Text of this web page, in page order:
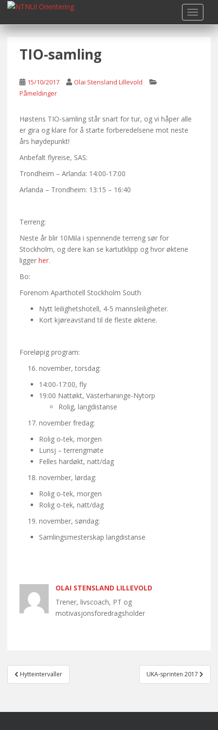
i
TIO-samling
15/10/2017
Olai Stensland Lillevold
Påmeldinger
Høstens TIO-samling står snart for tur, og vi håper alle
er gira og klare for å starte forberedelsene mot neste
års høydepunkt!
Anbefalt flyreise, SAS:
Trondheim – Arlanda: 14:00-17:00
Arlanda – Trondheim: 13:15 – 16:40
Terreng:
Neste år blir 10Mila i spennende terreng sør for
Stockholm, og dere kan se kartutklipp og hvor øktene
ligger her.
Bo:
Forenom Aparthotell Stockholm South
Nytt leilighetshotell, 4-5 mannsleiligheter.
Kort kjøreavstand til de fleste øktene.
Foreløpig program:
november, torsdag:
14:00-17:00, fly
19:00 Nattøkt, Västerhaninge-Nytorp
Rolig, langdistanse
november fredag:
Rolig o-tek, morgen
Lunsj – terrengmøte
Felles hardøkt, natt/dag
november, lørdag:
Rolig o-tek, morgen
Rolig o-tek, natt/dag
november, søndag:
Samlingsmesterskap langdistanse
OLAI STENSLAND LILLEVOLD
Trener, livscoach, PT og
motivasjonsforedragsholder
Post
navigation
Hytteintervaller UKA-sprinten 2017